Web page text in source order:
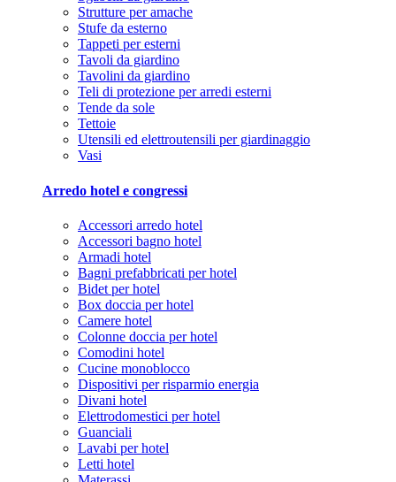
Strutture per amache
Stufe da esterno
Tappeti per esterni
Tavoli da giardino
Tavolini da giardino
Teli di protezione per arredi esterni
Tende da sole
Tettoie
Utensili ed elettroutensili per giardinaggio
Vasi
Arredo hotel e congressi
Accessori arredo hotel
Accessori bagno hotel
Armadi hotel
Bagni prefabbricati per hotel
Bidet per hotel
Box doccia per hotel
Camere hotel
Colonne doccia per hotel
Comodini hotel
Cucine monoblocco
Dispositivi per risparmio energia
Divani hotel
Elettrodomestici per hotel
Guanciali
Lavabi per hotel
Letti hotel